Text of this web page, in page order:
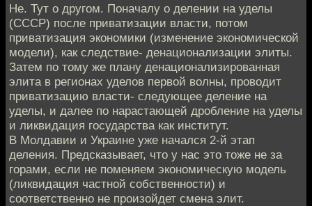
Не. Тут о другом. Поначалу о делении на уделы
(СССР) после приватизации власти, потом
приватизация экономики (изменение экономической
модели), как следствие- денационализации элиты.
Затем по тому же плану денационализированная
элита в регионах уделов первой волны, проводит
приватизацию власти- следующее деление на
уделы, и далее по нарастающей дробление на уделы
и ликвидация государства как институт.
В Молдавии и Украине уже начался 2-й этап
деления. Предсказывает, что у нас это тоже не за
горами, если не поменяем экономическую модель
(ликвидация частной собственности) и
соответственно не произойдет смена элит.